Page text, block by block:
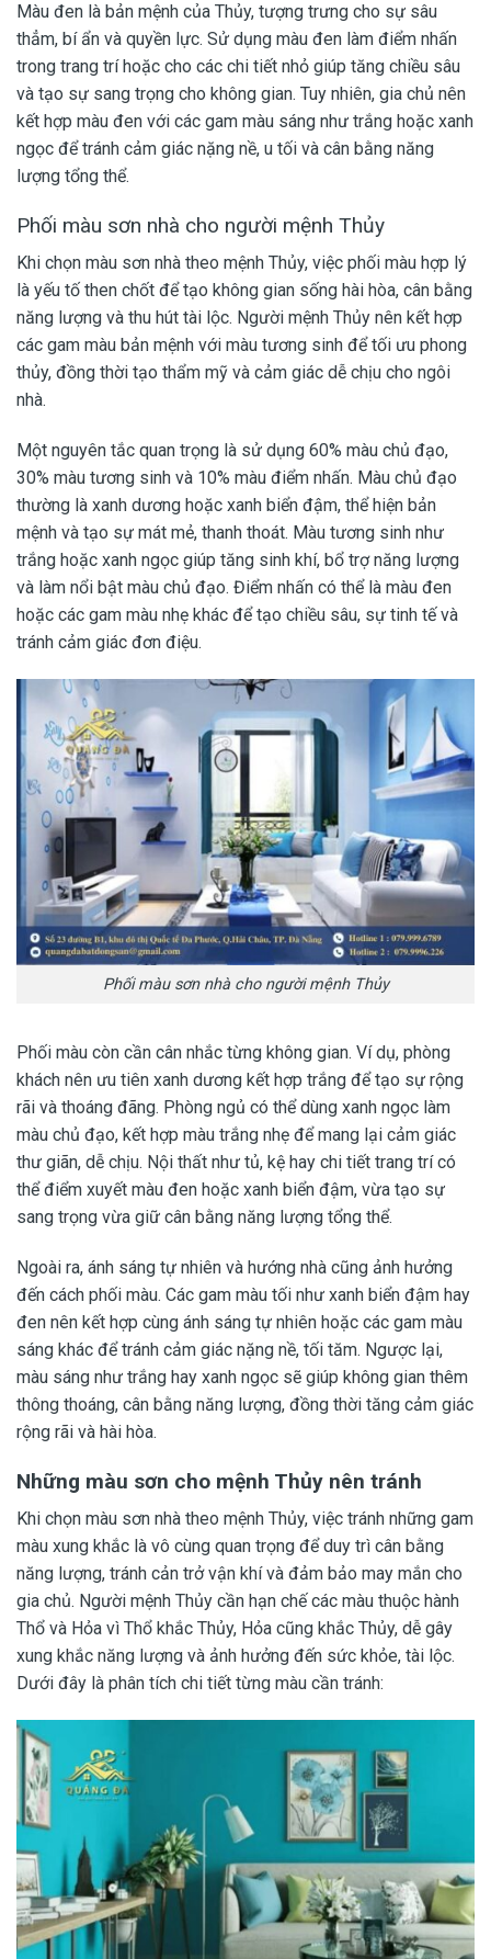
Màu đen là bản mệnh của Thủy, tượng trưng cho sự sâu
thẳm, bí ẩn và quyền lực. Sử dụng màu đen làm điểm nhấn
trong trang trí hoặc cho các chi tiết nhỏ giúp tăng chiều sâu
và tạo sự sang trọng cho không gian. Tuy nhiên, gia chủ nên
kết hợp màu đen với các gam màu sáng như trắng hoặc xanh
ngọc để tránh cảm giác nặng nề, u tối và cân bằng năng
lượng tổng thể.
Phối màu sơn nhà cho người mệnh Thủy
Khi chọn màu sơn nhà theo mệnh Thủy, việc phối màu hợp lý
là yếu tố then chốt để tạo không gian sống hài hòa, cân bằng
năng lượng và thu hút tài lộc. Người mệnh Thủy nên kết hợp
các gam màu bản mệnh với màu tương sinh để tối ưu phong
thủy, đồng thời tạo thẩm mỹ và cảm giác dễ chịu cho ngôi
nhà.
Một nguyên tắc quan trọng là sử dụng 60% màu chủ đạo,
30% màu tương sinh và 10% màu điểm nhấn. Màu chủ đạo
thường là xanh dương hoặc xanh biển đậm, thể hiện bản
mệnh và tạo sự mát mẻ, thanh thoát. Màu tương sinh như
trắng hoặc xanh ngọc giúp tăng sinh khí, bổ trợ năng lượng
và làm nổi bật màu chủ đạo. Điểm nhấn có thể là màu đen
hoặc các gam màu nhẹ khác để tạo chiều sâu, sự tinh tế và
tránh cảm giác đơn điệu.
Phối màu sơn nhà cho người mệnh Thủy
Phối màu còn cần cân nhắc từng không gian. Ví dụ, phòng
khách nên ưu tiên xanh dương kết hợp trắng để tạo sự rộng
rãi và thoáng đãng. Phòng ngủ có thể dùng xanh ngọc làm
màu chủ đạo, kết hợp màu trắng nhẹ để mang lại cảm giác
thư giãn, dễ chịu. Nội thất như tủ, kệ hay chi tiết trang trí có
thể điểm xuyết màu đen hoặc xanh biển đậm, vừa tạo sự
sang trọng vừa giữ cân bằng năng lượng tổng thể.
Ngoài ra, ánh sáng tự nhiên và hướng nhà cũng ảnh hưởng
đến cách phối màu. Các gam màu tối như xanh biển đậm hay
đen nên kết hợp cùng ánh sáng tự nhiên hoặc các gam màu
sáng khác để tránh cảm giác nặng nề, tối tăm. Ngược lại,
màu sáng như trắng hay xanh ngọc sẽ giúp không gian thêm
thông thoáng, cân bằng năng lượng, đồng thời tăng cảm giác
rộng rãi và hài hòa.
Những màu sơn cho mệnh Thủy nên tránh
Khi chọn màu sơn nhà theo mệnh Thủy, việc tránh những gam
màu xung khắc là vô cùng quan trọng để duy trì cân bằng
năng lượng, tránh cản trở vận khí và đảm bảo may mắn cho
gia chủ. Người mệnh Thủy cần hạn chế các màu thuộc hành
Thổ và Hỏa vì Thổ khắc Thủy, Hỏa cũng khắc Thủy, dễ gây
xung khắc năng lượng và ảnh hưởng đến sức khỏe, tài lộc.
Dưới đây là phân tích chi tiết từng màu cần tránh: